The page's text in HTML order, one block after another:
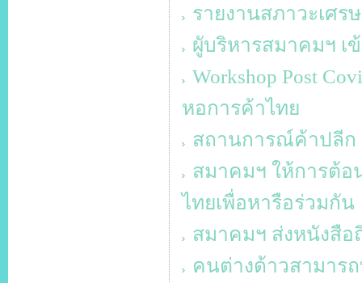
รายงานสภาวะเศร
ผูับริหารสมาคมฯ เ
Workshop Post
หอการค้าไทย
สถานการณ์ค้าปลีก
สมาคมฯ ให้การต้
ไทยเพื่อหารือร่วมกัน
สมาคมฯ ส่งหนังสือ
คนต่างด้าวสามาร